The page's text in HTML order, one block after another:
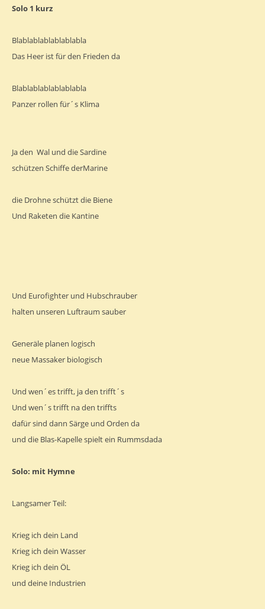
Solo 1 kurz
Blablablablablablabla
Das Heer ist für den Frieden da
Blablablablablablabla
Panzer rollen für´s Klima
Ja den Wal und die Sardine
schützen Schiffe derMarine
die Drohne schützt die Biene
Und Raketen die Kantine
Und Eurofighter und Hubschrauber
halten unseren Luftraum sauber
Generäle planen logisch
neue Massaker biologisch
Und wen´es trifft, ja den trifft´s
Und wen´s trifft na den triffts
dafür sind dann Särge und Orden da
und die Blas-Kapelle spielt ein Rummsdada
Solo: mit Hymne
Langsamer Teil:
Krieg ich dein Land
Krieg ich dein Wasser
Krieg ich dein ÖL
und deine Industrien